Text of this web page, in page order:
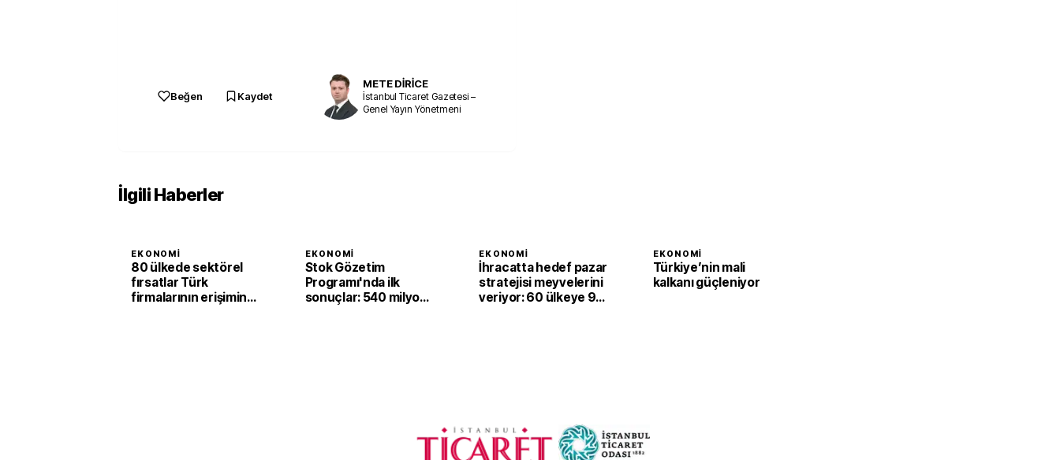
Beğen Kaydet
METE DİRİCE
İstanbul Ticaret Gazetesi –
Genel Yayın Yönetmeni
İlgili Haberler
EKONOMI
80 ülkede sektörel
fırsatlar Türk
firmalarının erişimine
EKONOMI
Stok Gözetim
Programı'nda ilk
sonuçlar: 540 milyon
EKONOMI
İhracatta hedef pazar
stratejisi meyvelerini
veriyor: 60 ülkeye 94
EKONOMI
Türkiye’nin mali
kalkanı güçleniyor